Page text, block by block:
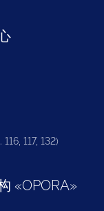
117, 132)
«OPORA»